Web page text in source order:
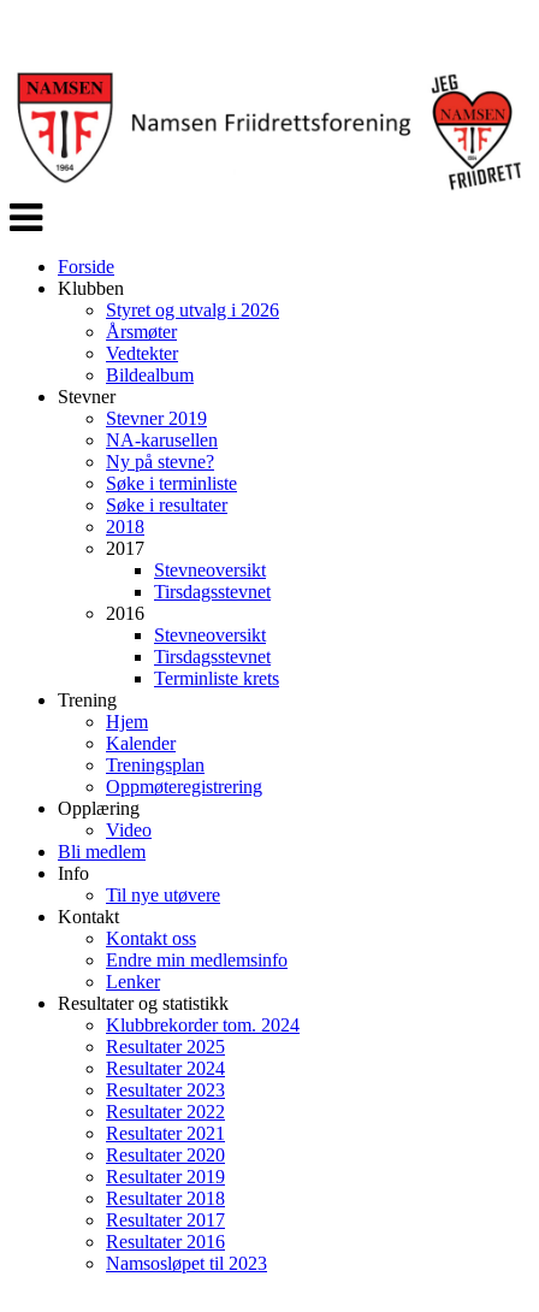
Veksle
navigasjon
Forside
Klubben
Styret og utvalg i 2026
Årsmøter
Vedtekter
Bildealbum
Stevner
Stevner 2019
NA-karusellen
Ny på stevne?
Søke i terminliste
Søke i resultater
2018
2017
Stevneoversikt
Tirsdagsstevnet
2016
Stevneoversikt
Tirsdagsstevnet
Terminliste krets
Trening
Hjem
Kalender
Treningsplan
Oppmøteregistrering
Opplæring
Video
Bli medlem
Info
Til nye utøvere
Kontakt
Kontakt oss
Endre min medlemsinfo
Lenker
Resultater og statistikk
Klubbrekorder tom. 2024
Resultater 2025
Resultater 2024
Resultater 2023
Resultater 2022
Resultater 2021
Resultater 2020
Resultater 2019
Resultater 2018
Resultater 2017
Resultater 2016
Namsosløpet til 2023